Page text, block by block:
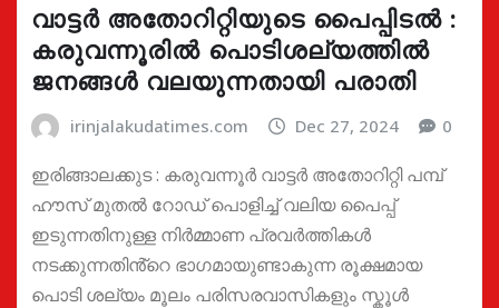
വാട്ടർ അതോറിറ്റിയുടെ പൈപ്പിടൽ :
കരുവന്നൂരിൽ പൊടിശല്യത്തിൽ
ജനങ്ങൾ വലയുന്നതായി പരാതി
irinjalakudatimes.com Dec 27, 2024 0
ഇരിങ്ങാലക്കുട : കരുവന്നൂർ വാട്ടർ അതോറിറ്റി പമ്പ്
ഹൗസ് മുതൽ റോഡ് പൊളിച്ച് വലിയ പൈപ്പ്
ഇടുന്നതിനുള്ള നിർമ്മാണ പ്രവർത്തികൾ
നടക്കുന്നതിൻ്റെ ഭാഗമായുണ്ടാകുന്ന രൂക്ഷമായ
പൊടി ശല്യം മൂലം പരിസരവാസികളും സ്കൂൾ